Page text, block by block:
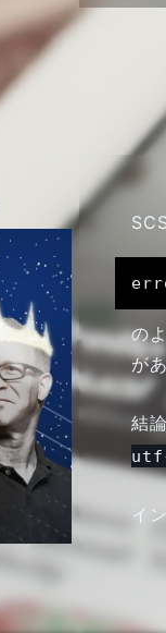
の
が
結
イ